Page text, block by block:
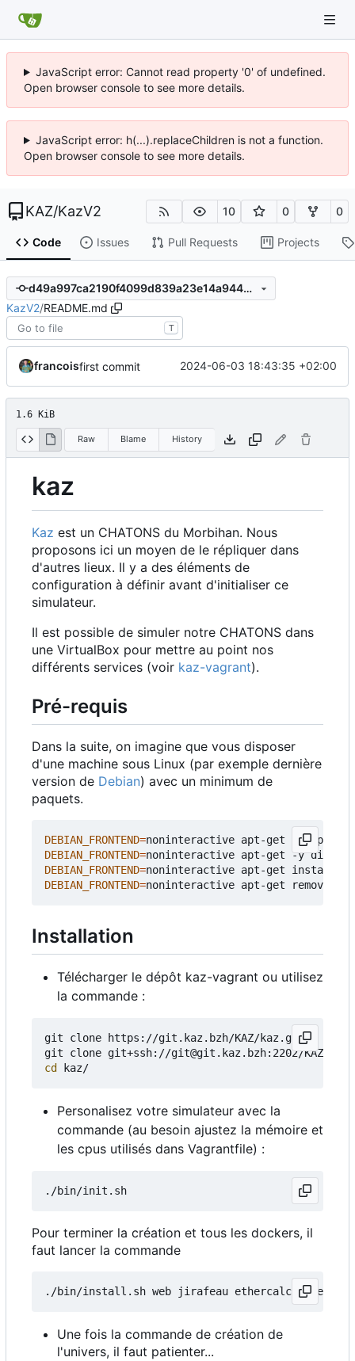
JavaScript error: Cannot read property '0' of undefined.
Open browser console to see more details.
JavaScript error: h(...).replaceChildren is not a function.
Open browser console to see more details.
KAZ/KazV2 10 0 0
Code Issues Pull Requests Projects
d49a997ca2190f4099d839a23e14a94466a9f5fa
KazV2/README.md
T
francoisfirst commit 2024-06-03 18:43:35 +02:00
1.6 KiB
Raw Blame History
kaz
Kaz est un CHATONS du Morbihan. Nous
proposons ici un moyen de le répliquer dans
d'autres lieux. Il y a des éléments de
configuration à définir avant d'initialiser ce
simulateur.
Il est possible de simuler notre CHATONS dans
une VirtualBox pour mettre au point nos
différents services (voir kaz-vagrant).
Pré-requis
Dans la suite, on imagine que vous disposer
d'une machine sous Linux (par exemple dernière
version de Debian) avec un minimum de
paquets.
DEBIAN_FRONTEND=
DEBIAN_FRONTEND=
DEBIAN_FRONTEND=
DEBIAN_FRONTEND=
Installation
Télécharger le dépôt kaz-vagrant ou utilisez
la commande :
git clone https://git.kaz.bzh/KAZ/kaz.git # pour
git clone git+ssh://git@git.kaz.bzh:2202/KAZ/
cd
Personalisez votre simulateur avec la
commande (au besoin ajustez la mémoire et
les cpus utilisés dans Vagrantfile) :
Pour terminer la création et tous les dockers, il
faut lancer la commande
./bin/install.sh web jirafeau ethercalc etherpad
Une fois la commande de création de
l'univers, il faut patienter...